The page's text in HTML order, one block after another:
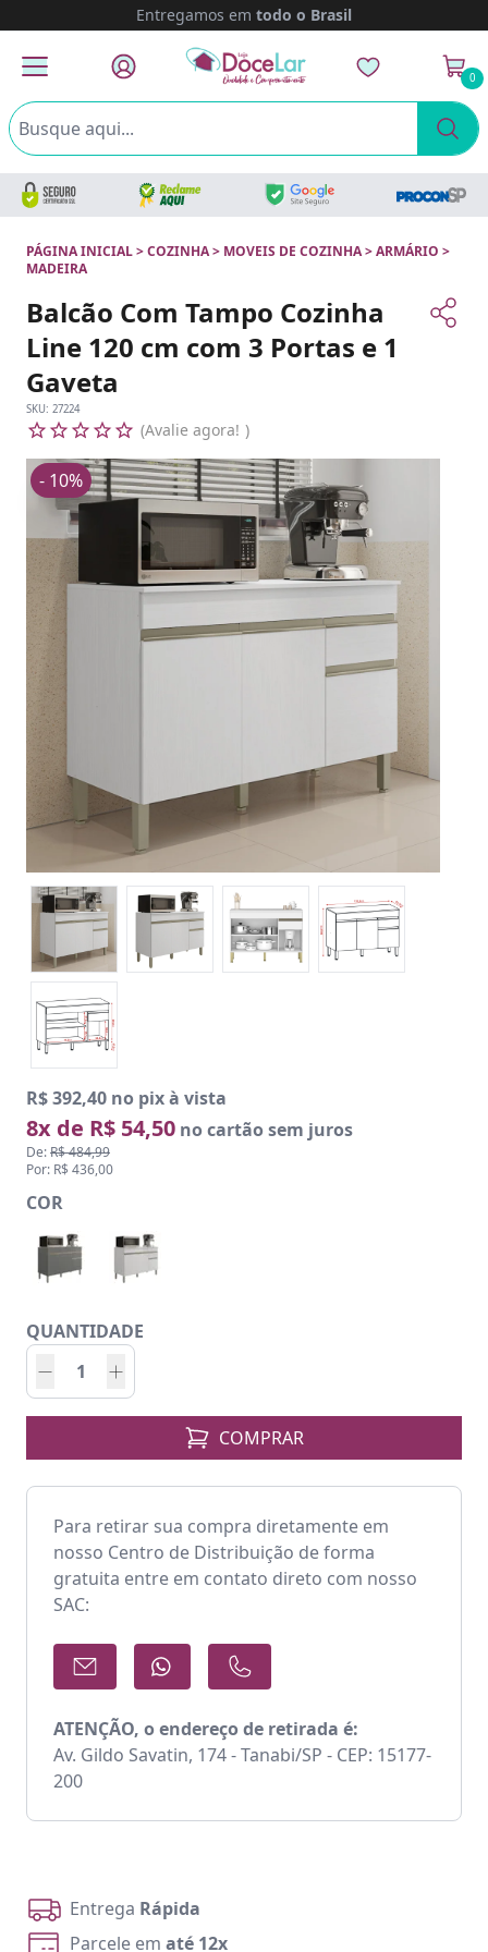
Parcele em até12xsem juros
0
PÁGINA INICIAL>COZINHA> MOVEIS DE COZINHA>ARMÁRIO >
MADEIRA
Balcão Com Tampo Cozinha
Line 120 cm com 3 Portas e 1
Gaveta
SKU: 27224
Avalie agora!
R$ 392,40 no pix à vista
8x de R$ 54,50 no cartão sem juros
De:R$ 484,99
Por: R$ 436,00
- 10%
COR
QUANTIDADE
COMPRAR
Para retirar sua compra diretamente em
nosso Centro de Distribuição de forma
gratuita entre em contato direto com nosso
SAC:
ATENÇÃO, o endereço de retirada é:
Av. Gildo Savatin, 174 - Tanabi/SP - CEP: 15177-
200
Entrega Rápida
Parcele em até 12x